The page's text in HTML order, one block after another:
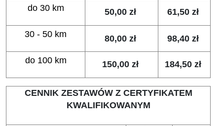
do 30 km 50,00 zł 61,50 zł
30 - 50 km 80,00 zł 98,40 zł
do 100 km 150,00 zł 184,50 zł
CENNIK ZESTAWÓW Z CERTYFIKATEM
KWALIFIKOWANYM